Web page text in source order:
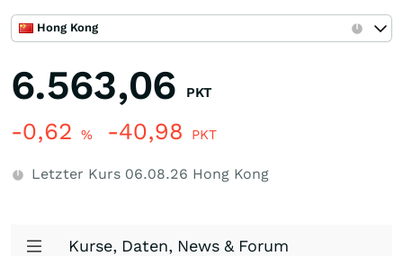
Hong Kong
6.563,06 PKT
-0,62 % -40,98 PKT
Letzter Kurs 06.08.26 Hong Kong
Kurse, Daten, News & Forum